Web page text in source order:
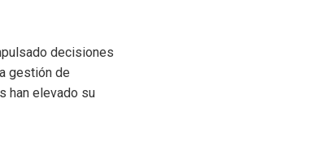
decisiones
gestión de
han elevado su